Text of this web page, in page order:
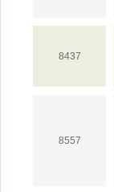
8437
8557